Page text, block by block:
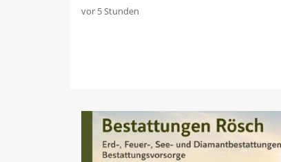
vor 5 Stunden